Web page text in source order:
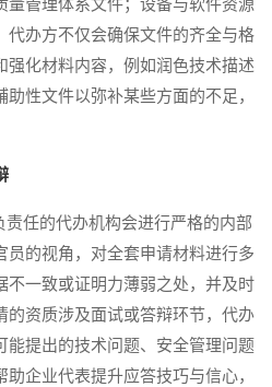
量管理体系文件；设备与软件资源
代办方不仅会确保文件的齐全与格
强化材料内容，例如润色技术描述
性文件以弥补某些方面的不足，
任的代办机构会进行严格的内部
员的视角，对全套申请材料进行多
不一致或证明力薄弱之处，并及时
的资质涉及面试或答辩环节，代办
能提出的技术问题、安全管理问题
企业代表提升应答技巧与信心，